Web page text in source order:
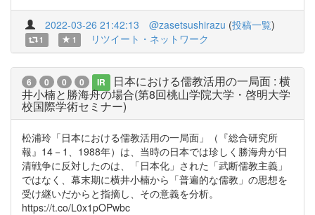
2022-03-26 21:42:13 @zasetsushirazu (投稿一覧)
1 1 リツイート・ネットワーク
6 0 0 0 IR
日本における儒教活用の一局面 : 横
井小楠と勝海舟の場合(第8回桃山学院大学・啓明大学
校国際学術セミナー)
松浦玲「日本における儒教活用の一局面」（『総合研究所
報』14－1、1988年）は、当時の日本では珍しく勝海舟が日
清戦争に反対したのは、「日本化」された「武断儒教主義」
ではなく、幕末期に横井小楠から「普遍的な儒教」の思想を
受け継いだからと指摘し、その意義を分析。
https://t.co/L0x1pOPwbc